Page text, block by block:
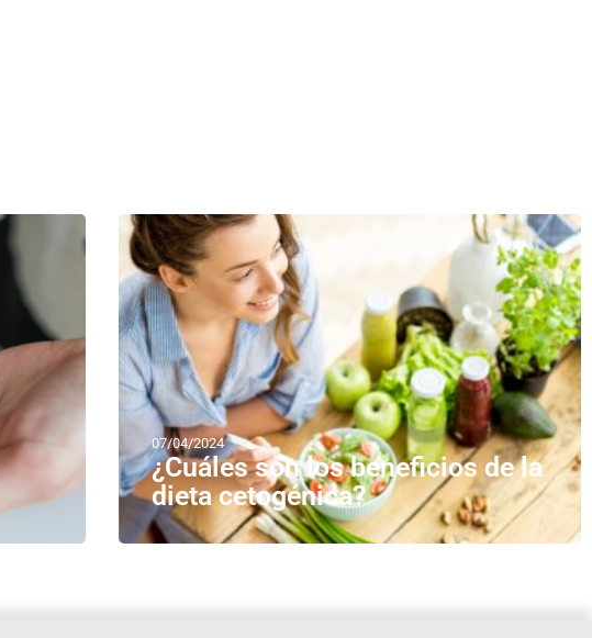
07/04/2024
¿Cuáles son los beneficios de la
dieta cetogénica?